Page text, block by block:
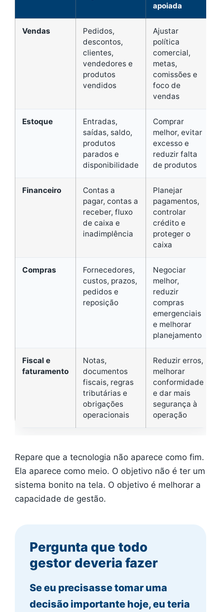
apoiada
Vendas
Pedidos,
descontos,
clientes,
vendedores e
produtos
vendidos
Ajustar
política
comercial,
metas,
comissões e
foco de
vendas
Estoque
Entradas,
saídas, saldo,
produtos
parados e
disponibilidade
Comprar
melhor, evitar
excesso e
reduzir falta
de produtos
Financeiro
Contas a
pagar, contas a
receber, fluxo
de caixa e
inadimplência
Planejar
pagamentos,
controlar
crédito e
proteger o
caixa
Compras
Fornecedores,
custos, prazos,
pedidos e
reposição
Negociar
melhor,
reduzir
compras
emergenciais
e melhorar
planejamento
Fiscal e
faturamento
Notas,
documentos
fiscais, regras
tributárias e
obrigações
operacionais
Reduzir erros,
melhorar
conformidade
e dar mais
segurança à
operação
Repare que a tecnologia não aparece como fim.
Ela aparece como meio. O objetivo não é ter um
sistema bonito na tela. O objetivo é melhorar a
capacidade de gestão.
Pergunta que todo
gestor deveria fazer
Se eu precisasse tomar uma
decisão importante hoje, eu teria